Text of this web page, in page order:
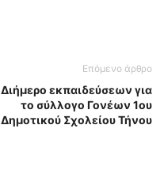
Επόμενο άρθρο
Διήμερο εκπαιδεύσεων για
το σύλλογο Γονέων 1ου
Δημοτικού Σχολείου Τήνου